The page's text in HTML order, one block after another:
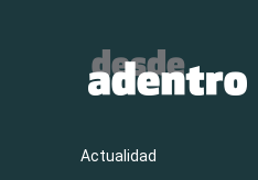
Actualidad